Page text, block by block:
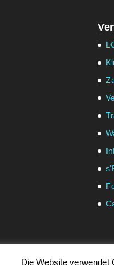
Impressum|Datenschutz
Die Website verwendet